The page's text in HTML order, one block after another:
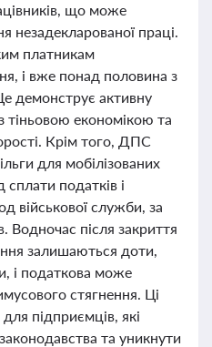
що може
незадекларованої праці.
платникам
і вже понад половина з
демонструє активну
економікою та
Крім того, ДПС
для мобілізованих
податків і
військової служби, за
Водночас після закриття
залишаються доти,
і податкова може
стягнення. Ці
підприємців, які
та уникнути